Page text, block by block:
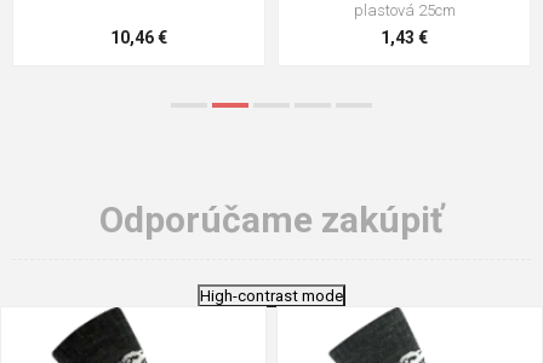
10,46 €
plastová 25cm
1,43 €
Odporúčame zakúpiť
High-contrast mode